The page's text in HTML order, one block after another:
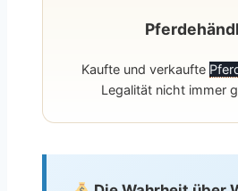
Kaufte und verkaufte
Legalität nicht immer